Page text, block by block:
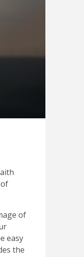
of
easy
the